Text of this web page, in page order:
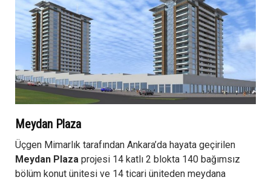
Meydan Plaza
Üçgen Mimarlık tarafından Ankara’da hayata geçirilen
Meydan Plaza projesi 14 katlı 2 blokta 140 bağımsız
bölüm konut ünitesi ve 14 ticari üniteden meydana